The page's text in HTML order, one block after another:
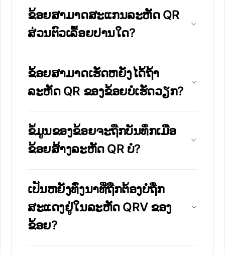
ຂ້ອຍສາມາດສະແກນລະຫັດ QR
ສ່ວນຕົວເລື້ອຍປານໃດ?
ຂ້ອຍສາມາດເຮັດຫຍັງໄດ້ຖ້າ
ລະຫັດ QR ຂອງຂ້ອຍບໍ່ເຮັດວຽກ?
ຂໍ້ມູນຂອງຂ້ອຍຈະຖືກບັນທຶກເມື່ອ
ຂ້ອຍສ້າງລະຫັດ QR ບໍ?
ເປັນຫຍັງທົ່ງນາທີ່ຖືກຕ້ອງບໍ່ຖືກ
ສະແດງຢູ່ໃນລະຫັດ QRV ຂອງ
ຂ້ອຍ?